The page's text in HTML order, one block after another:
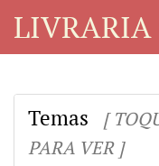
LIVRARIA
Temas
[
PARA VER ]